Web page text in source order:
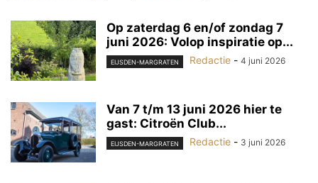
Op zaterdag 6 en/of zondag 7
juni 2026: Volop inspiratie op...
EIJSDEN-MARGRATEN Redactie - 4 juni 2026
Van 7 t/m 13 juni 2026 hier te
gast: Citroën Club...
EIJSDEN-MARGRATEN Redactie - 3 juni 2026